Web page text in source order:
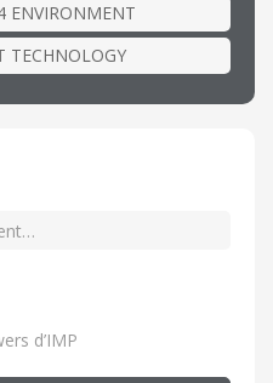
ENVIRONMENT
TECHNOLOGY
d’IMP